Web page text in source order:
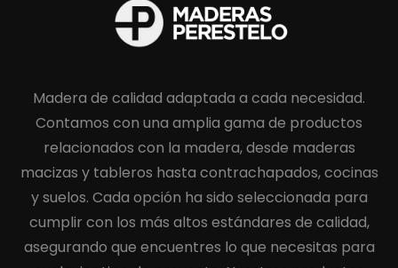
Madera de calidad adaptada a cada necesidad.
Contamos con una amplia gama de productos
relacionados con la madera, desde maderas
macizas y tableros hasta contrachapados, cocinas
y suelos. Cada opción ha sido seleccionada para
cumplir con los más altos estándares de calidad,
asegurando que encuentres lo que necesitas para